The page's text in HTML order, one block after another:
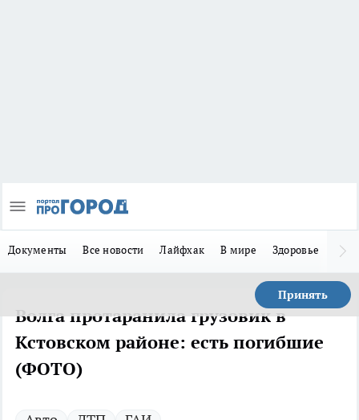
Документы Все новости Лайфхак В мире Здоровье
Принять
Волга протаранила грузовик в
Кстовском районе: есть погибшие
(ФОТО)